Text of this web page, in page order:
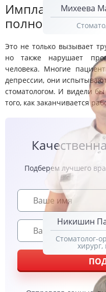
Михеева
Никишин
Стоматолог-
Имплантация
полной адентии
Это не только вызывает
но также нарушает
человека. Многие
депрессии, они
стоматологом. И видели
того, как заканчивается
Подберем лучшего